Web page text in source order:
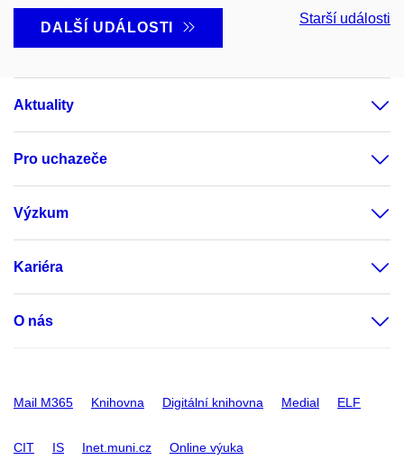
DALŠÍ UDÁLOSTI
Starší události
Aktuality
Pro uchazeče
Výzkum
Kariéra
O nás
Mail M365 Knihovna Digitální knihovna Medial ELF
CIT IS Inet.muni.cz Online výuka